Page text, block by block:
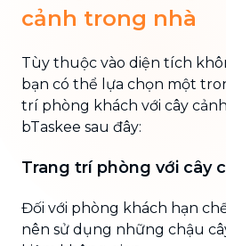
cảnh trong nhà
Tùy thuộc vào diện tích
bạn có thể lựa chọn một
trí phòng khách với cây
bTaskee sau đây:
Trang trí phòng với cây
Đối với phòng khách hạn
nên sử dụng những chậu